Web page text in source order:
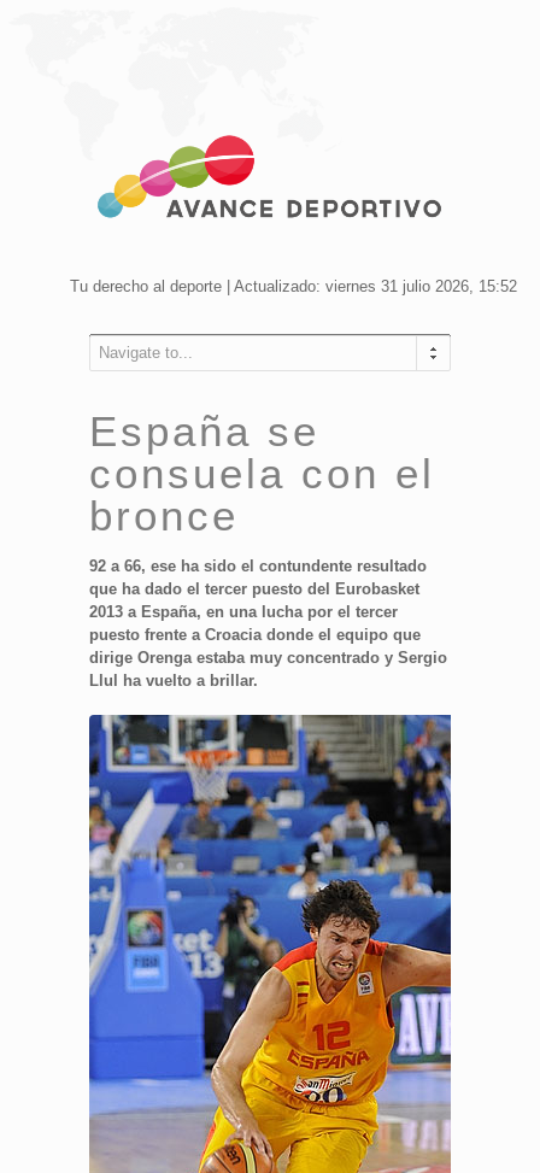
Tu derecho al deporte | Actualizado: viernes 31 julio 2026, 15:52
Navigate to...
España se
consuela con el
bronce
92 a 66, ese ha sido el contundente resultado
que ha dado el tercer puesto del Eurobasket
2013 a España, en una lucha por el tercer
puesto frente a Croacia donde el equipo que
dirige Orenga estaba muy concentrado y Sergio
Llul ha vuelto a brillar.